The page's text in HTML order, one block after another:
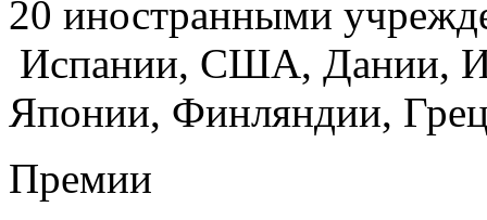
20 иностранными
Испании, США, Дании,
Японии, Финляндии,
Премии